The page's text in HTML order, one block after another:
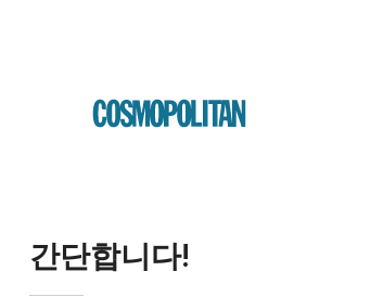
간단합니다!